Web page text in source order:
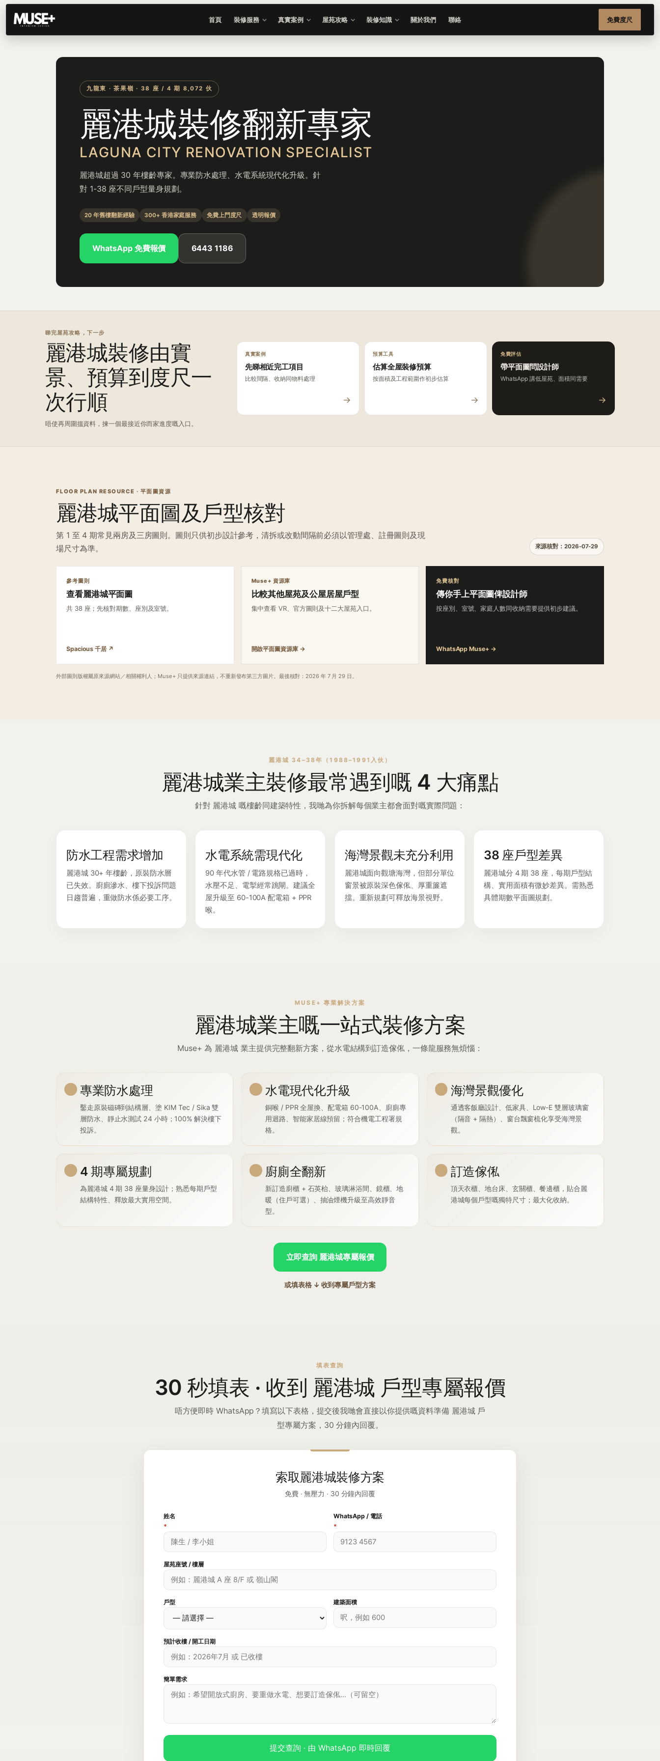
首頁 裝修服務 真實案例 屋苑攻略 裝修知識 關於我們 聯絡 免費度尺
九龍東 · 茶果嶺 · 38 座 / 4 期 8,072 伙
麗港城裝修翻新專家
LAGUNA CITY RENOVATION SPECIALIST
麗港城超過 30 年樓齡專家。專業防水處理、水電系統現代化升級。針
對 1-38 座不同戶型量身規劃。
20 年舊樓翻新經驗 300+ 香港家庭服務 免費上門度尺 透明報價
WhatsApp 免費報價 6443 1186
睇完屋苑攻略，下一步
麗港城裝修由實
景、預算到度尺一
次行順
唔使再周圍搵資料，揀一個最接近你而家進度嘅入口。
真實案例
先睇相近完工項目
比較間隔、收納同物料處理
→
預算工具
估算全屋裝修預算
按面積及工程範圍作初步估算
→
免費評估
帶平面圖問設計師
WhatsApp 講低屋苑、面積同需要
→
FLOOR PLAN RESOURCE · 平面圖資源
麗港城平面圖及戶型核對
第 1 至 4 期常見兩房及三房圖則。圖則只供初步設計參考，清拆或改動間隔前必須以管理處、註冊圖則及現
場尺寸為準。
來源核對：2026-07-29
參考圖則
查看麗港城平面圖
共 38 座；先核對期數、座別及室號。
Spacious 千居 ↗
Muse+ 資源庫
比較其他屋苑及公屋居屋戶型
集中查看 VR、官方圖則及十二大屋苑入口。
開啟平面圖資源庫 →
免費核對
傳你手上平面圖俾設計師
按座別、室號、家庭人數同收納需要提供初步建議。
WhatsApp Muse+ →
外部圖則版權屬原來源網站／相關權利人；Muse+ 只提供來源連結，不重新發布第三方圖片。最後核對：2026 年 7 月 29 日。
麗港城 34–38年（1988–1991入伙）
麗港城業主裝修最常遇到嘅 4 大痛點
針對 麗港城 嘅樓齡同建築特性，我哋為你拆解每個業主都會面對嘅實際問題：
防水工程需求增加
麗港城 30+ 年樓齡，原裝防水層
已失效。廚廁滲水、樓下投訴問題
日趨普遍，重做防水係必要工序。
水電系統需現代化
90 年代水管 / 電路規格已過時，
水壓不足、電掣經常跳閘。建議全
屋升級至 60-100A 配電箱 + PPR
喉。
海灣景觀未充分利用
麗港城面向觀塘海灣，但部分單位
窗景被原裝深色傢俬、厚重簾遮
擋。重新規劃可釋放海景視野。
38 座戶型差異
麗港城分 4 期 38 座，每期戶型結
構、實用面積有微妙差異。需熟悉
具體期數平面圖規劃。
MUSE+ 專業解決方案
麗港城業主嘅一站式裝修方案
Muse+ 為 麗港城 業主提供完整翻新方案，從水電結構到訂造傢俬，一條龍服務無煩惱：
專業防水處理
鑿走原裝磁磚到結構層、塗 KIM Tec / Sika 雙
層防水、靜止水測試 24 小時；100% 解決樓下
投訴。
水電現代化升級
銅喉 / PPR 全屋換、配電箱 60-100A、廚廁專
用迴路、智能家居線預留；符合機電工程署規
格。
海灣景觀優化
通透客飯廳設計、低家具、Low-E 雙層玻璃窗
（隔音 + 隔熱）、窗台飄窗梳化享受海灣景
觀。
4 期專屬規劃
為麗港城 4 期 38 座量身設計；熟悉每期戶型
結構特性、釋放最大實用空間。
廚廁全翻新
新訂造廚櫃 + 石英枱、玻璃淋浴間、鏡櫃、地
暖（住戶可選）、抽油煙機升級至高效靜音
型。
訂造傢俬
頂天衣櫃、地台床、玄關櫃、餐邊櫃，貼合麗
港城每個戶型嘅獨特尺寸；最大化收納。
立即查詢 麗港城專屬報價
或填表格 ↓ 收到專屬戶型方案
填表查詢
30 秒填表 · 收到 麗港城 戶型專屬報價
唔方便即時 WhatsApp？填寫以下表格，提交後我哋會直接以你提供嘅資料準備 麗港城 戶
型專屬方案，30 分鐘內回覆。
索取麗港城裝修方案
免費 · 無壓力 · 30 分鐘內回覆
姓名
*
WhatsApp / 電話
*
屋苑座號 / 樓層
戶型 建築面積
預計收樓 / 開工日期
簡單需求
提交查詢 · 由 WhatsApp 即時回覆